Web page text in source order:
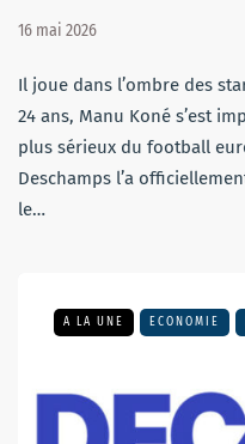
16 mai 2026
Il joue dans l’ombre des
24 ans, Manu Koné s’est
plus sérieux du football
Deschamps l’a
le…
A LA UNE ECONOMIE